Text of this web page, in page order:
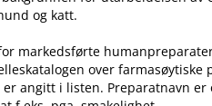
og katt.
markedsførte
over farmasøytiske
angitt i listen. Preparatnavn er